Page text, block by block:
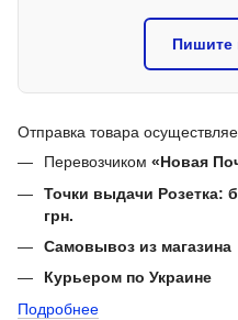
Пишите
Отправка товара
Перевозчиком «Новая
Точки выдачи Розетка:
грн.
Самовывоз из магазина
Курьером по Украине
Подробнее